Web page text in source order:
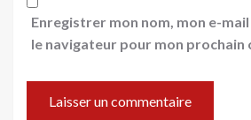
Enregistrer mon nom, mon e-
le navigateur pour mon prochain